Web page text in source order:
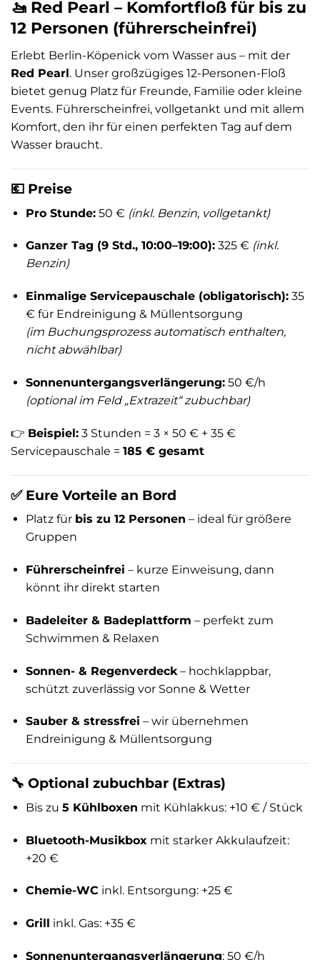
🚤 Red Pearl – Komfortfloß für bis zu
12 Personen (führerscheinfrei)
Erlebt Berlin-Köpenick vom Wasser aus – mit der
Red Pearl. Unser großzügiges 12-Personen-Floß
bietet genug Platz für Freunde, Familie oder kleine
Events. Führerscheinfrei, vollgetankt und mit allem
Komfort, den ihr für einen perfekten Tag auf dem
Wasser braucht.
💶 Preise
Pro Stunde:50 € (inkl. Benzin, vollgetankt)
Ganzer Tag (9 Std., 10:00–19:00):325 € (inkl.
Benzin)
Einmalige Servicepauschale (obligatorisch):35
€ für Endreinigung & Müllentsorgung
(im Buchungsprozess automatisch enthalten,
nicht abwählbar)
Sonnenuntergangsverlängerung:50 €/h
(optional im Feld „Extrazeit“ zubuchbar)
👉 Beispiel: 3 Stunden = 3 × 50 € + 35 €
Servicepauschale = 185 € gesamt
✅ Eure Vorteile an Bord
Platz für bis zu 12 Personen – ideal für größere
Gruppen
Führerscheinfrei – kurze Einweisung, dann
könnt ihr direkt starten
Badeleiter & Badeplattform – perfekt zum
Schwimmen & Relaxen
Sonnen- & Regenverdeck– hochklappbar,
schützt zuverlässig vor Sonne & Wetter
Sauber & stressfrei – wir übernehmen
Endreinigung & Müllentsorgung
🔧 Optional zubuchbar (Extras)
Bis zu 5 Kühlboxen mit Kühlakkus: +10 € / Stück
Bluetooth-Musikbox mit starker Akkulaufzeit:
+20 €
Chemie-WC inkl. Entsorgung: +25 €
Grill inkl. Gas: +35 €
Sonnenuntergangsverlängerung: 50 €/h